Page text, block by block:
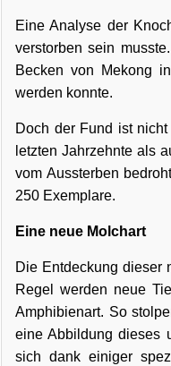
Eine Analyse der
verstorben sein
Becken von Mekong
werden konnte.
Doch der Fund ist
letzten Jahrzehnte als
vom Aussterben
250 Exemplare.
Eine neue Molchart
Die Entdeckung dieser
Regel werden neue
Amphibienart. So
eine Abbildung dieses
sich dank einiger